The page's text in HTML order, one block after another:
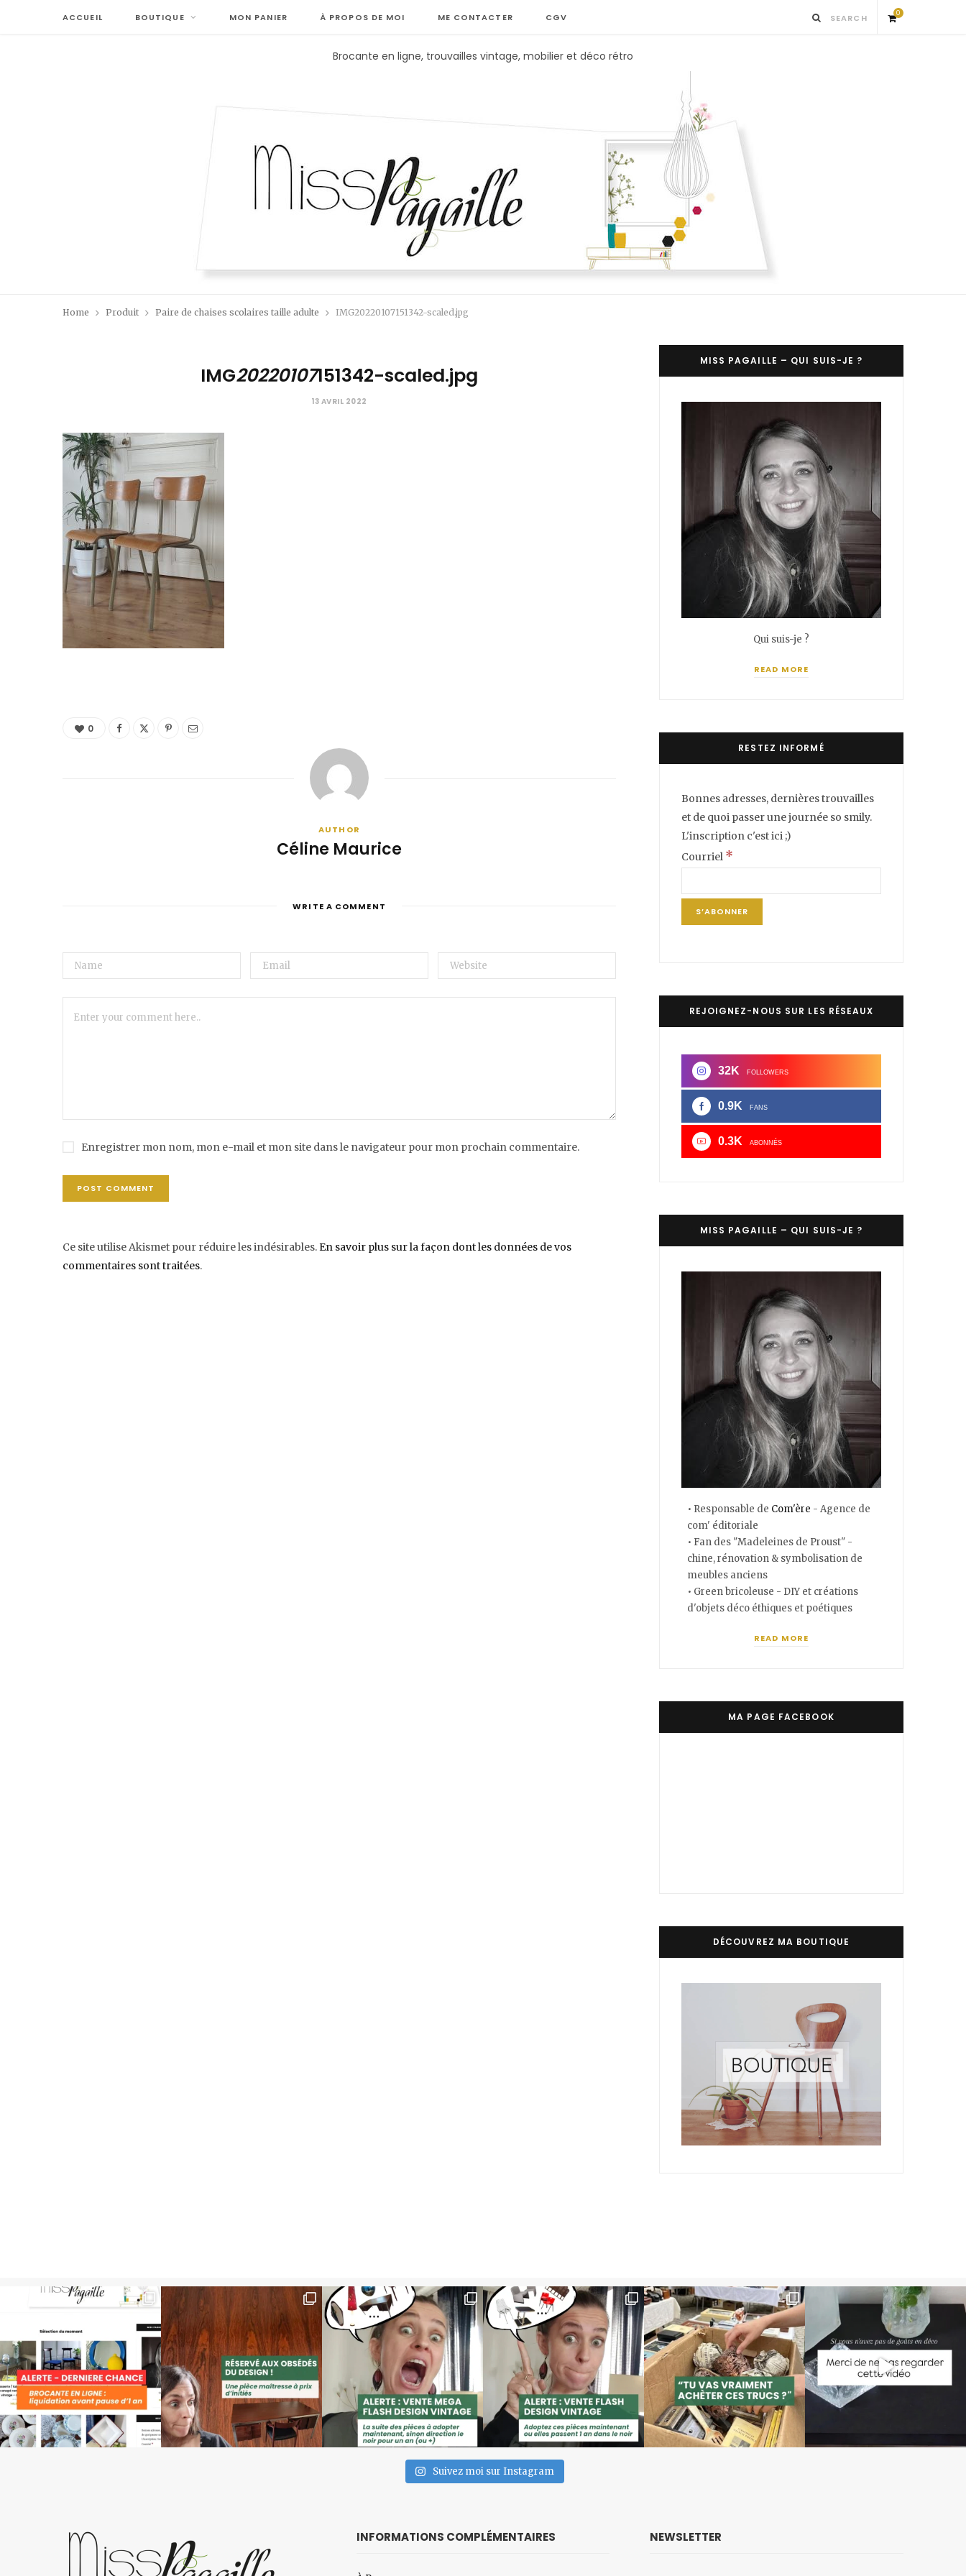
ACCUEIL BOUTIQUE MON PANIER À PROPOS DE MOI ME CONTACTER CGV 0
Brocante en ligne, trouvailles vintage, mobilier et déco rétro
Home Produit Paire de chaises scolaires taille adulte IMG20220107151342-scaled.jpg
IMG20220107151342-scaled.jpg
13 AVRIL 2022
0
AUTHOR
Céline Maurice
WRITE A COMMENT
Enregistrer mon nom, mon e-mail et mon site dans le navigateur pour mon prochain commentaire.
Ce site utilise Akismet pour réduire les indésirables.En savoir plus sur la façon dont les données de vos
commentaires sont traitées.
MISS PAGAILLE – QUI SUIS-JE ?
Qui suis-je ?
READ MORE
RESTEZ INFORMÉ
Bonnes adresses, dernières trouvailles
et de quoi passer une journée so smily.
L'inscription c'est ici ;)
Courriel *
REJOIGNEZ-NOUS SUR LES RÉSEAUX
32K FOLLOWERS
0.9K FANS
0.3K ABONNÉS
MISS PAGAILLE – QUI SUIS-JE ?
• Responsable de Com'ère - Agence de
com' éditoriale
• Fan des "Madeleines de Proust" -
chine, rénovation & symbolisation de
meubles anciens
• Green bricoleuse - DIY et créations
d'objets déco éthiques et poétiques
READ MORE
MA PAGE FACEBOOK
DÉCOUVREZ MA BOUTIQUE
Suivez moi sur Instagram
INFORMATIONS COMPLÉMENTAIRES NEWSLETTER